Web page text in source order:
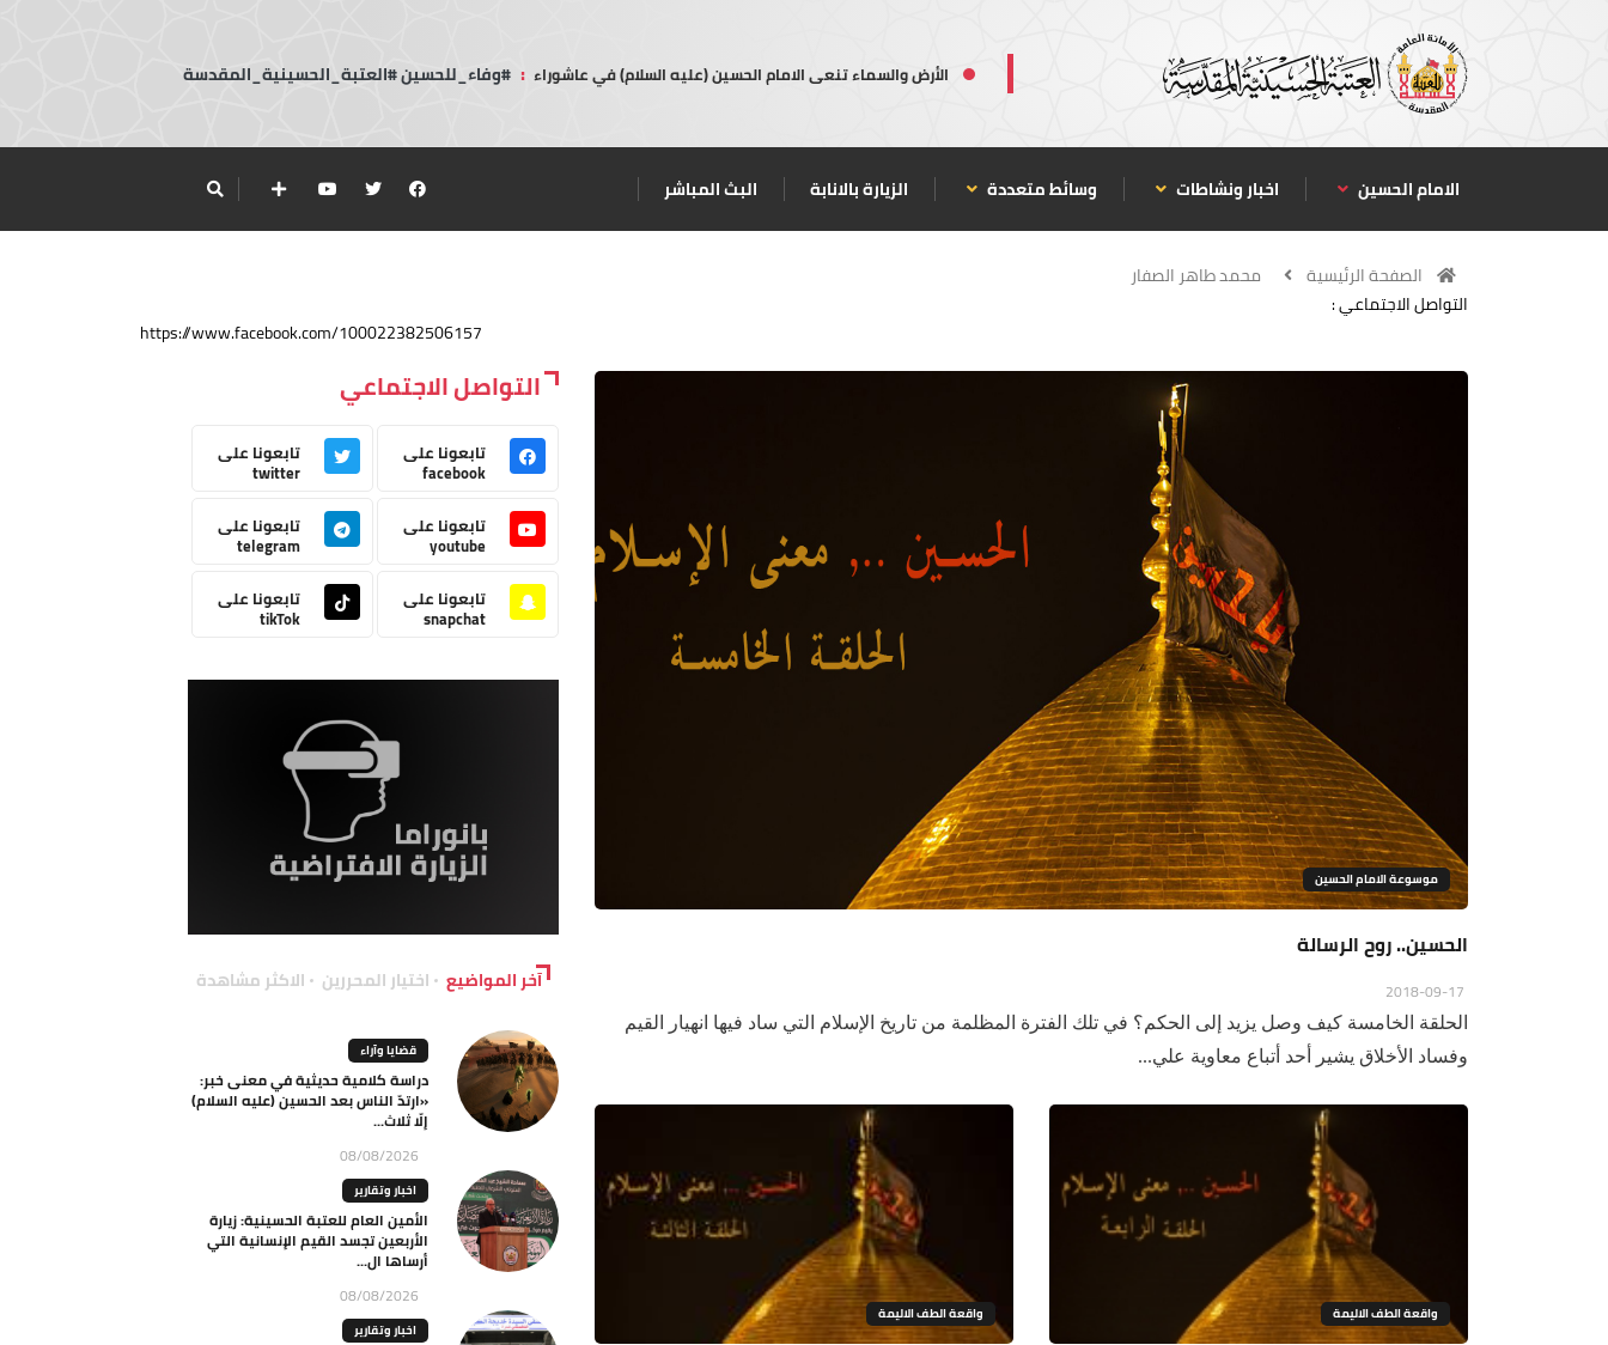
الأرض والسماء تنعى الامام الحسين (عليه السلام) في عاشوراء : #وفاء_للحسين #العتبة_الحسينية_المقدسة
الامام الحسين اخبار ونشاطات وسائط متعددة الزيارة بالانابة البث المباشر
الصفحة الرئيسية
محمد طاهر الصفار
التواصل الاجتماعي :
https://www.facebook.com/100022382506157
موسوعة الامام الحسين
الحسين.. روح الرسالة
الحلقة الخامسة كيف وصل يزيد إلى الحكم؟ في تلك الفترة المظلمة من تاريخ الإسلام التي ساد فيها انهيار القيم
وفساد الأخلاق يشير أحد أتباع معاوية علي...
واقعة الطف الاليمة واقعة الطف الاليمة
التواصل الاجتماعي
تابعونا على
facebook
تابعونا على
twitter
تابعونا على
youtube
تابعونا على
telegram
تابعونا على
snapchat
تابعونا على
tikTok
آخر المواضيع اختيار المحررين الاكثر مشاهدة
قضايا وآراء
دراسة كلامية حديثية في معنى خبر:
«ارتدّ الناس بعد الحسين (عليه السلام)
إلّا ثلاث...
08/08/2026
اخبار وتقارير
الأمين العام للعتبة الحسينية: زيارة
الأربعين تجسد القيم الإنسانية التي
أرساها ال...
08/08/2026
اخبار وتقارير